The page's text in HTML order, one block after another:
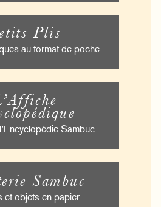
Plis
au format de poche
Sambuc
Sambuc
et objets en papier